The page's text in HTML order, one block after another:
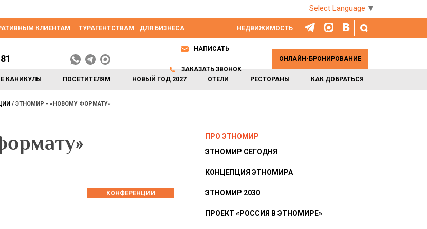
Select Language ▼
НЕДВИЖИМОСТЬ
КЛИЕНТАМ ТУРАГЕНТСТВАМ ДЛЯ БИЗНЕСА
КАНИКУЛЫ ПОСЕТИТЕЛЯМ НОВЫЙ ГОД 2027 ОТЕЛИ РЕСТОРАНЫ КАК ДОБРАТЬСЯ
НАПИСАТЬ
ЗАКАЗАТЬ ЗВОНОК
ОНЛАЙН-БРОНИРОВАНИЕ
ЭТНОМИР - «НОВОМУ ФОРМАТУ»
КОНФЕРЕНЦИИ
ПРО ЭТНОМИР
ЭТНОМИР СЕГОДНЯ
КОНЦЕПЦИЯ ЭТНОМИРА
ЭТНОМИР 2030
ПРОЕКТ «РОССИЯ В ЭТНОМИРЕ»